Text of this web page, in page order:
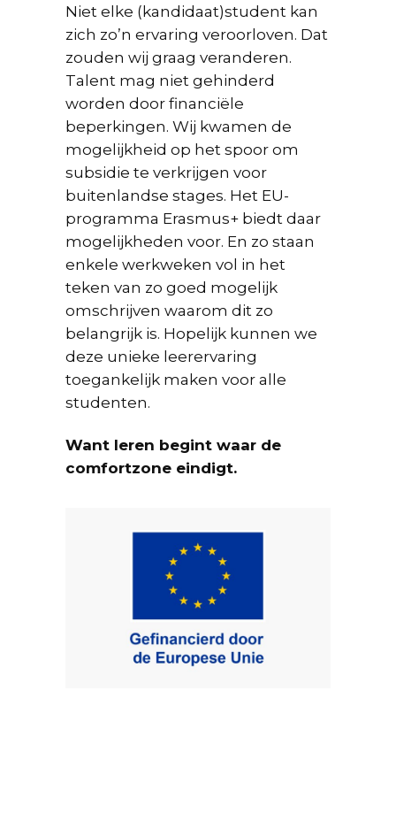
Niet elke (kandidaat)student kan
zich zo’n ervaring veroorloven. Dat
zouden wij graag veranderen.
Talent mag niet gehinderd
worden door financiële
beperkingen. Wij kwamen de
mogelijkheid op het spoor om
subsidie te verkrijgen voor
buitenlandse stages. Het EU-
programma Erasmus+ biedt daar
mogelijkheden voor. En zo staan
enkele werkweken vol in het
teken van zo goed mogelijk
omschrijven waarom dit zo
belangrijk is. Hopelijk kunnen we
deze unieke leerervaring
toegankelijk maken voor alle
studenten.
Want leren begint waar de
comfortzone eindigt.